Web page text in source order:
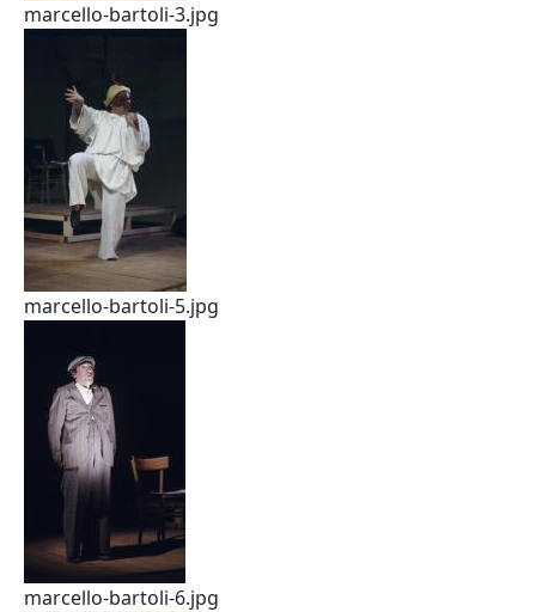
marcello-bartoli-3.jpg
marcello-bartoli-5.jpg
marcello-bartoli-6.jpg